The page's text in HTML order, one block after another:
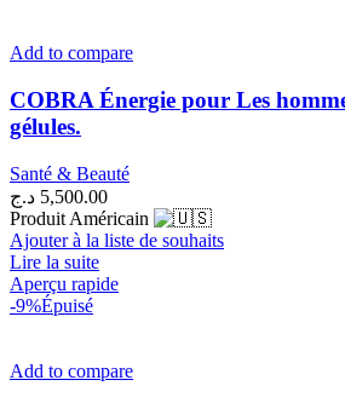
Add to compare
COBRA Énergie pour Les
gélules.
Santé & Beauté
5,500.00 د.ج
Produit Américain
Ajouter à la liste de souhaits
Lire la suite
Aperçu rapide
-9%Épuisé
Add to compare